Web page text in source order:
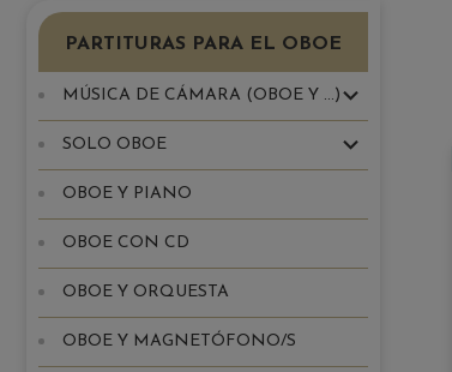
PARTITURAS PARA EL OBOE
MÚSICA DE CÁMARA (OBOE Y ...)
SOLO OBOE
OBOE Y PIANO
OBOE CON CD
OBOE Y ORQUESTA
OBOE Y MAGNETÓFONO/S